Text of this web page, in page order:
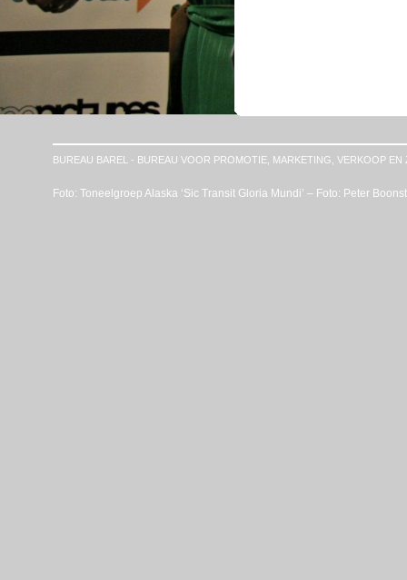
BUREAU BAREL - BUREAU VOOR PROMOTIE, MARKETING, VERKOOP
Foto: Toneelgroep Alaska ‘Sic Transit Gloria Mundi’ – Foto: Peter